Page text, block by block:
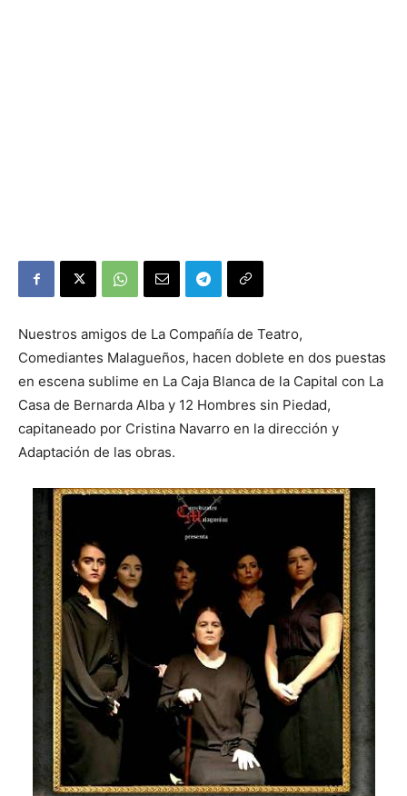
Nuestros amigos de La Compañía de Teatro,
Comediantes Malagueños, hacen doblete en dos puestas
en escena sublime en La Caja Blanca de la Capital con La
Casa de Bernarda Alba y 12 Hombres sin Piedad,
capitaneado por Cristina Navarro en la dirección y
Adaptación de las obras.